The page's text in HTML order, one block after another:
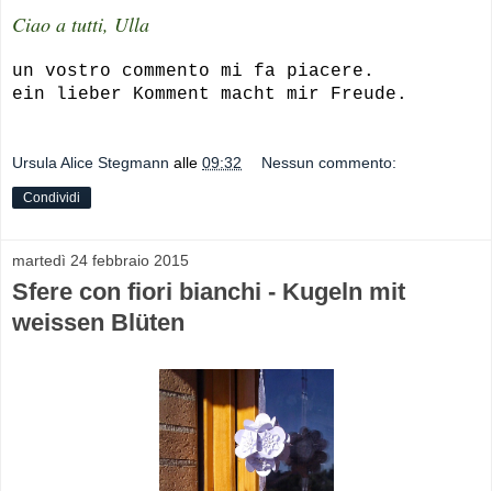
Ciao a tutti, Ulla
un vostro commento mi fa piacere.
ein lieber Komment macht mir Freude.
Ursula Alice Stegmann alle 09:32 Nessun commento:
Condividi
martedì 24 febbraio 2015
Sfere con fiori bianchi - Kugeln mit
weissen Blüten